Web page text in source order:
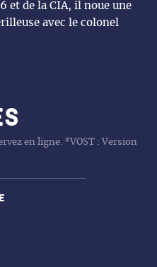
et de la CIA, il noue une
avec le colonel
en ligne. *VOST : Version